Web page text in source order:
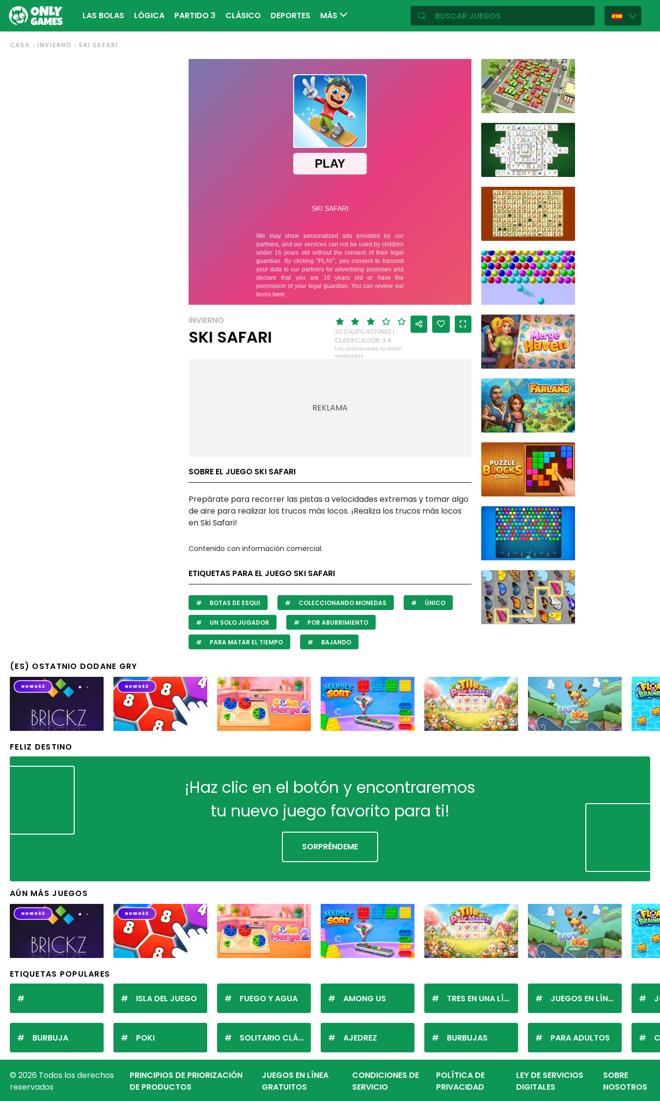
LAS BOLAS LÓGICA PARTIDO 3 CLÁSICO DEPORTES MÁS
CASA INVIERNO SKI SAFARI
INVIERNO
SKI SAFARI
30 CALIFICACIONES |
CLASIFICACIÓN: 3.4
Las valoraciones no están
verificadas
SOBRE EL JUEGO SKI SAFARI
Prepárate para recorrer las pistas a velocidades extremas y tomar algo
de aire para realizar los trucos más locos. ¡Realiza los trucos más locos
en Ski Safari!
Contenido con información comercial.
ETIQUETAS PARA EL JUEGO SKI SAFARI
BOTAS DE ESQUI COLECCIONANDO MONEDAS ÚNICO
UN SOLO JUGADOR POR ABURRIMIENTO
PARA MATAR EL TIEMPO BAJANDO
(ES) OSTATNIO DODANE GRY
FELIZ DESTINO
¡Haz clic en el botón y encontraremos
tu nuevo juego favorito para ti!
SORPRÉNDEME
AÚN MÁS JUEGOS
ETIQUETAS POPULARES
BURBUJA
ISLA DEL JUEGO
POKI
FUEGO Y AGUA
SOLITARIO CLÁSICO
AMONG US
AJEDREZ
TRES EN UNA LÍNEA
BURBUJAS
JUEGOS EN LÍNEA
PARA ADULTOS
© 2026 Todos los derechos
reservados
PRINCIPIOS DE PRIORIZACIÓN
DE PRODUCTOS
JUEGOS EN LÍNEA
GRATUITOS
CONDICIONES DE
SERVICIO
POLÍTICA DE
PRIVACIDAD
LEY DE SERVICIOS
DIGITALES
SOBRE
NOSOTROS